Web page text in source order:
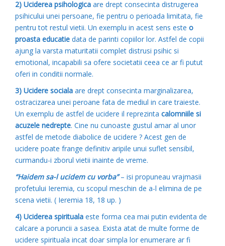
2) Uciderea psihologica are drept consecinta distrugerea
psihicului unei persoane, fie pentru o perioada limitata, fie
pentru tot restul vietii. Un exemplu in acest sens este o
proasta educatie data de parinti copiilor lor. Astfel de copii
ajung la varsta maturitatii complet distrusi psihic si
emotional, incapabili sa ofere societatii ceea ce ar fi putut
oferi in conditii normale.
3) Ucidere sociala are drept consecinta marginalizarea,
ostracizarea unei peroane fata de mediul in care traieste.
Un exemplu de astfel de ucidere il reprezinta calomniile si
acuzele nedrepte. Cine nu cunoaste gustul amar al unor
astfel de metode diabolice de ucidere ? Acest gen de
ucidere poate frange definitiv aripile unui suflet sensibil,
curmandu-i zborul vietii inainte de vreme.
“Haidem sa-l ucidem cu vorba”– isi propuneau vrajmasii
profetului Ieremia, cu scopul meschin de a-l elimina de pe
scena vietii. ( Ieremia 18, 18 up. )
4) Uciderea spirituala este forma cea mai putin evidenta de
calcare a poruncii a sasea. Exista atat de multe forme de
ucidere spirituala incat doar simpla lor enumerare ar fi